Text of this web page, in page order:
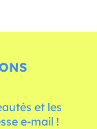
et les
e-mail !